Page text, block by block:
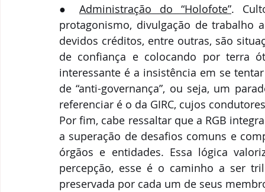
● Administração do “Holofote”.
protagonismo, divulgação de trabalho
devidos créditos, entre outras, são
de confiança e colocando por terra
interessante é a insistência em se
de “anti-governança”, ou seja, um
referenciar é o da GIRC, cujos
Por fim, cabe ressaltar que a RGB
a superação de desafios comuns e
órgãos e entidades. Essa lógica
percepção, esse é o caminho a ser
preservada por cada um de seus